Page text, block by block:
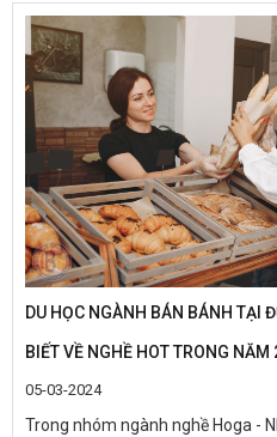
DU HỌC NGÀNH BÁN BÁNH TẠI
BIẾT VỀ NGHỀ HOT TRONG NĂM
05-03-2024
Trong nhóm ngành nghề Hoga -